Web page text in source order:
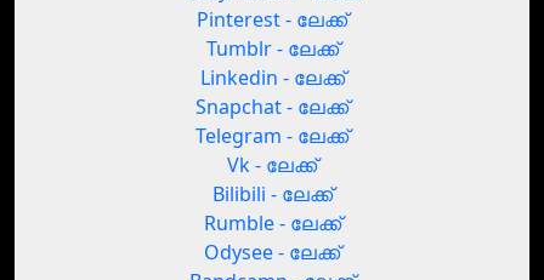
Pinterest - ലേക്ക്
Tumblr - ലേക്ക്
Linkedin - ലേക്ക്
Snapchat - ലേക്ക്
Telegram - ലേക്ക്
Vk - ലേക്ക്
Bilibili - ലേക്ക്
Rumble - ലേക്ക്
Odysee - ലേക്ക്